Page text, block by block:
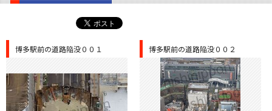
博多駅前の道路陥没００１ 博多駅前の道路陥没００２